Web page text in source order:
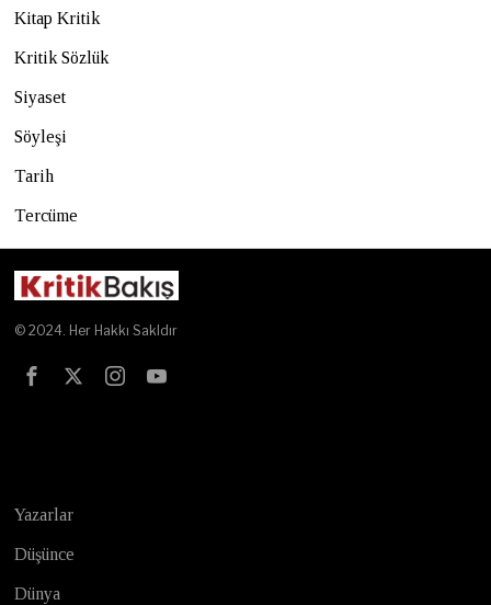
Kitap Kritik
Kritik Sözlük
Siyaset
Söyleşi
Tarih
Tercüme
© 2024. Her Hakkı Sakldır
Yazarlar
Düşünce
Dünya